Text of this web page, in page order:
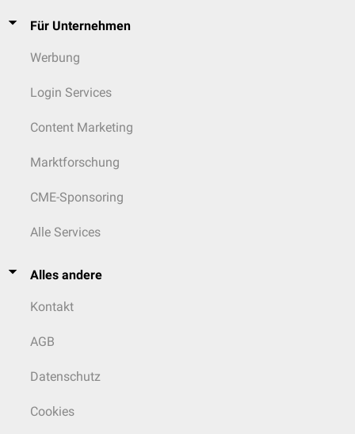
Für Unternehmen
Werbung
Login Services
Content Marketing
Marktforschung
CME-Sponsoring
Alle Services
Alles andere
Kontakt
AGB
Datenschutz
Cookies